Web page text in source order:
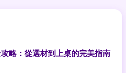
略：從選材到上桌的完美指南